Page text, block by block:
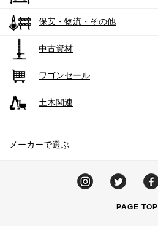
保安・物流・その他
中古資材
ワゴンセール
土木関連
メーカーで選ぶ
PAGE TOP